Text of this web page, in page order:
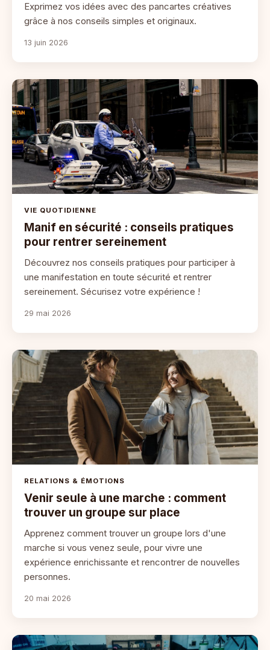
Exprimez vos idées avec des pancartes créatives
grâce à nos conseils simples et originaux.
13 juin 2026
VIE QUOTIDIENNE
Manif en sécurité : conseils pratiques
pour rentrer sereinement
Découvrez nos conseils pratiques pour participer à
une manifestation en toute sécurité et rentrer
sereinement. Sécurisez votre expérience !
29 mai 2026
RELATIONS & ÉMOTIONS
Venir seule à une marche : comment
trouver un groupe sur place
Apprenez comment trouver un groupe lors d'une
marche si vous venez seule, pour vivre une
expérience enrichissante et rencontrer de nouvelles
personnes.
20 mai 2026